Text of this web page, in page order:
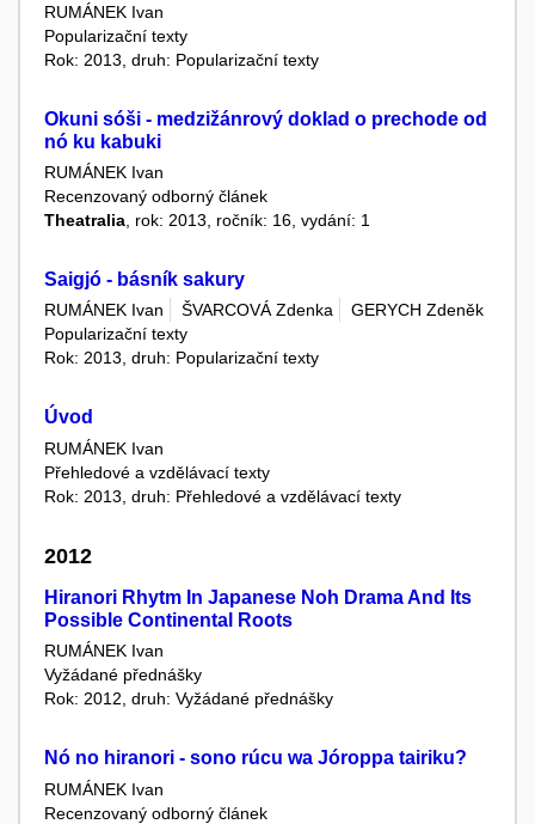
RUMÁNEK Ivan
Popularizační texty
Rok: 2013, druh: Popularizační texty
Okuni sóši - medzižánrový doklad o prechode od
nó ku kabuki
RUMÁNEK Ivan
Recenzovaný odborný článek
Theatralia , rok: 2013, ročník: 16, vydání: 1
Saigjó - básník sakury
RUMÁNEK Ivan ŠVARCOVÁ Zdenka
GERYCH Zdeněk
Popularizační texty
Rok: 2013, druh: Popularizační texty
Úvod
RUMÁNEK Ivan
Přehledové a vzdělávací texty
Rok: 2013, druh: Přehledové a vzdělávací texty
2012
Hiranori Rhytm In Japanese Noh Drama And Its
Possible Continental Roots
RUMÁNEK Ivan
Vyžádané přednášky
Rok: 2012, druh: Vyžádané přednášky
Nó no hiranori - sono rúcu wa Jóroppa tairiku?
RUMÁNEK Ivan
Recenzovaný odborný článek